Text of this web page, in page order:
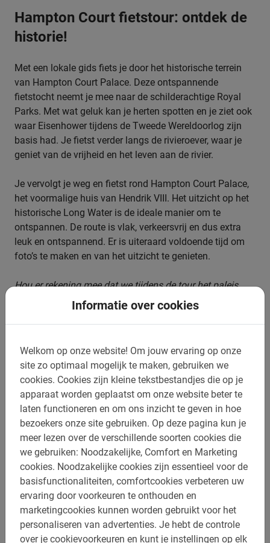
Informatie over cookies
Welkom op onze website! Om jouw ervaring op onze
site zo optimaal mogelijk te maken, gebruiken we
cookies. Cookies zijn kleine tekstbestandjes die op je
apparaat worden geplaatst om onze website beter te
laten functioneren en om ons inzicht te geven in hoe
bezoekers onze site gebruiken. Op deze pagina kun je
meer lezen over de verschillende soorten cookies die
we gebruiken: Noodzakelijke, Comfort en Marketing
cookies. Noodzakelijke cookies zijn essentieel voor de
basisfunctionaliteiten, comfortcookies verbeteren uw
ervaring door voorkeuren te onthouden en
marketingcookies kunnen worden gebruikt voor het
personaliseren van advertenties. Je hebt de controle
over je cookievoorkeuren en kunt je instellingen op elk
Hampton Court fietstour: ontdek de
historie!
Met een lokale gids fiets je door het historische terrein
van Hampton Court Palace. Deze ontspannende
fietstocht neemt je mee naar de schilderachtige Royal
Parks. Met wat geluk kan je herten spotten en je ziet ook
waar Eisenhower tijdens de Tweede Wereldoorlog zijn
basis had. Je fietst verder langs de rivieroever, waar je
geniet van de vrijheid en het leven aan de rivier.
Je vervolgt je weg en fietst rond Hampton Court Palace,
het voormalige huis van Hendrik VIII. Het uitzicht op het
historische Long Water is de ideale manier om te
ontspannen. De route is vlak, verkeersvrij en dus extra
leuk en ontspannend. Er is uiteraard voldoende tijd om
foto’s te maken en van het uitzicht te genieten.
Hou er rekening mee dat we tijdens de tour het paleis
niet bezoeken. Na de tour kan je het paleis en de tuinen
Londen. In het seizoen en afhankelijk van de getijden is
Richmond of Westminster.
Boek jouw rondleiding door
Hampton Court eenvoudig online
Enthousiast geraakt? Wacht dan niet langer en verzeker
jezelf van een plaats tijdens de excursie per fiets langs
alle bezienswaardigheden! Boeken is heel eenvoudig.
Open het boekingsmenu en vul de benodigde gegevens
in.